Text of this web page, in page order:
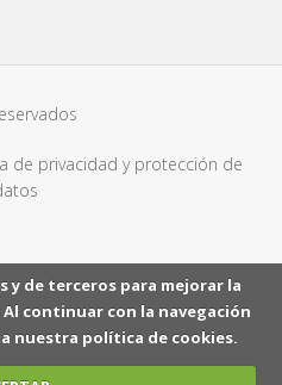
de privacidad y protección de
y de terceros para mejorar la
continuar con la navegación
nuestra política de cookies.